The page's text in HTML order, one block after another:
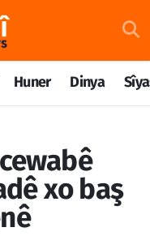
Huner Dinya
xo baş